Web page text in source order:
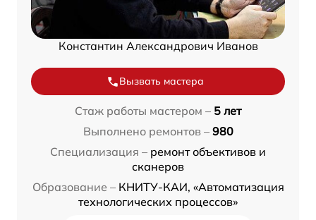
Константин Александрович Иванов
Вызвать мастера
Стаж работы мастером – 5 лет
Выполнено ремонтов – 980
Специализация – ремонт объективов и
сканеров
Образование – КНИТУ-КАИ, «Автоматизация
технологических процессов»